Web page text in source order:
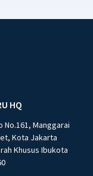
HQ
No.161, Manggarai
Kota Jakarta
Khusus Ibukota